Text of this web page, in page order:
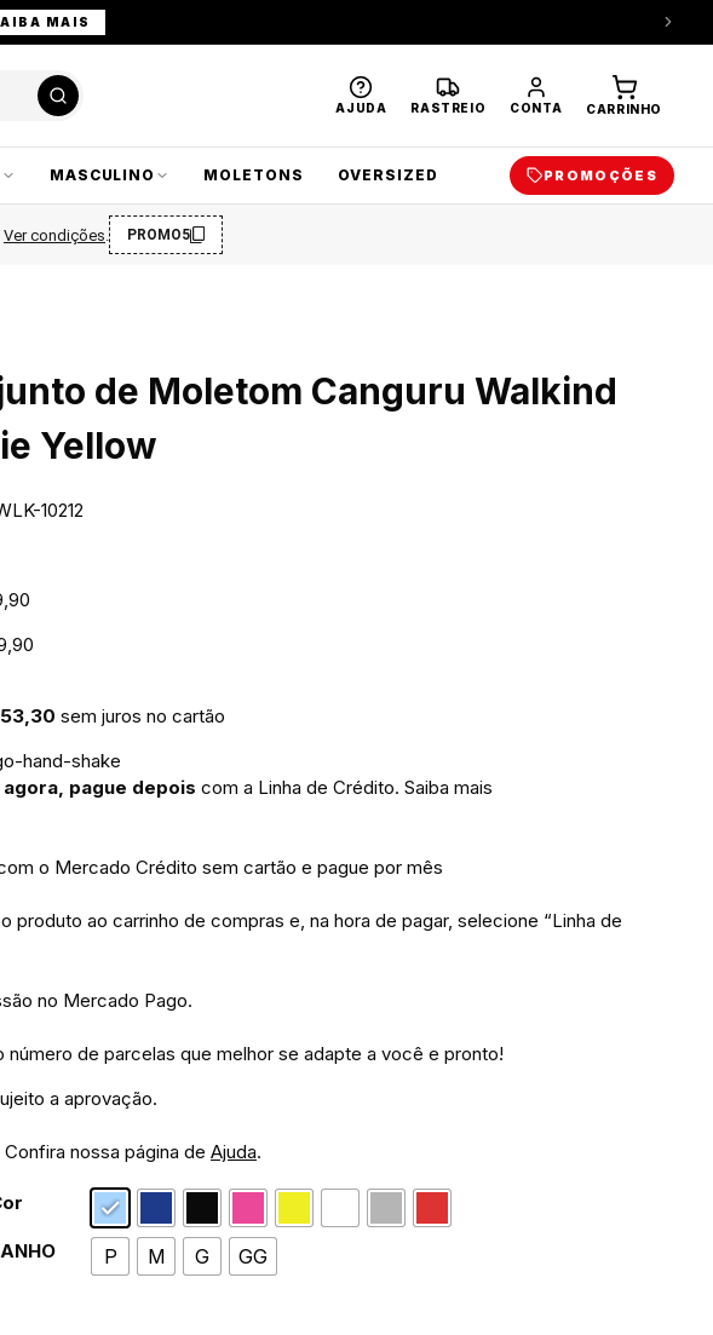
MAIS
AJUDA RASTREIO CONTA CARRINHO
MASCULINO MOLETONS OVERSIZED PROMOÇÕES
Ver condições PROMO5
de Moletom Canguru Walkind
Yellow
10212
53,30 sem juros no cartão
pague depois com a Linha de Crédito. Saiba mais
o Mercado Crédito sem cartão e pague por mês
produto ao carrinho de compras e, na hora de pagar, selecione “Linha de
no Mercado Pago.
número de parcelas que melhor se adapte a você e pronto!
a aprovação.
Confira nossa página de Ajuda.
P M G GG